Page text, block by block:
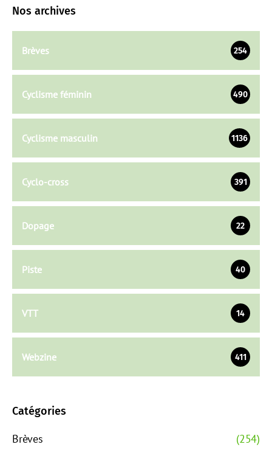
Nos archives
Brèves 254
Cyclisme féminin 490
Cyclisme masculin 1136
Cyclo-cross 391
Dopage 22
Piste 40
VTT 14
Webzine 411
Catégories
Brèves
(254)